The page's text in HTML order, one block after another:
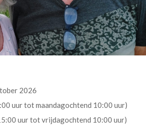
2026
uur tot maandagochtend 10:00 uur)
uur tot vrijdagochtend 10:00 uur)